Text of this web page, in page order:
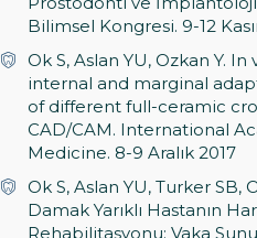
Bilimsel Kongresi. 9-12
Ok S, Aslan YU, Ozkan Y.
internal and marginal
of different full-ceramic
CAD/CAM. International
Medicine. 8-9 Aralık 2017
Ok S, Aslan YU, Turker SB,
Damak Yarıklı Hastanın
Rehabilitasyonu: Vaka